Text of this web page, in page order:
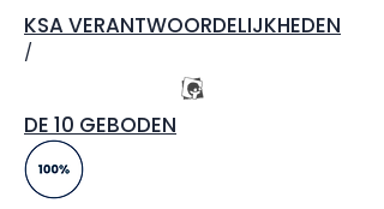
KSA VERANTWOORDELIJKHEDEN
/
DE 10 GEBODEN